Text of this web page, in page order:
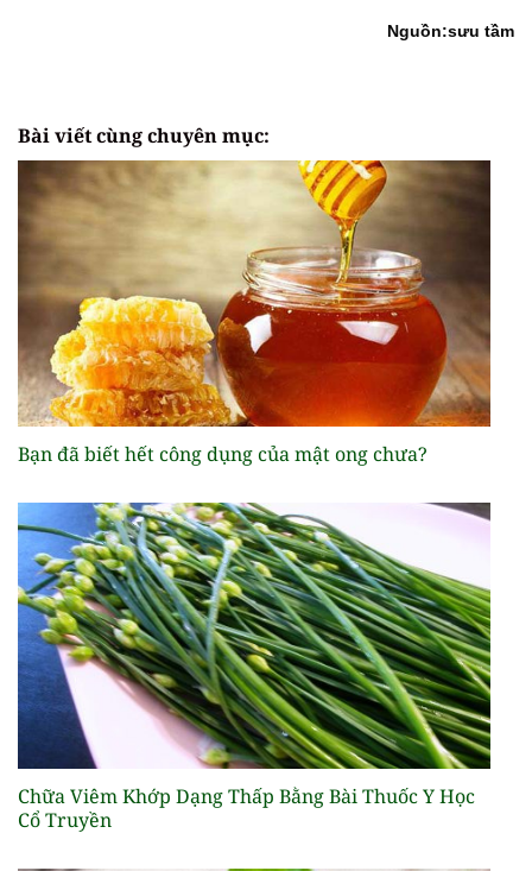
Nguồn:sưu tầm
Bài viết cùng chuyên mục:
Bạn đã biết hết công dụng của mật ong chưa?
Chữa Viêm Khớp Dạng Thấp Bằng Bài Thuốc Y Học
Cổ Truyền